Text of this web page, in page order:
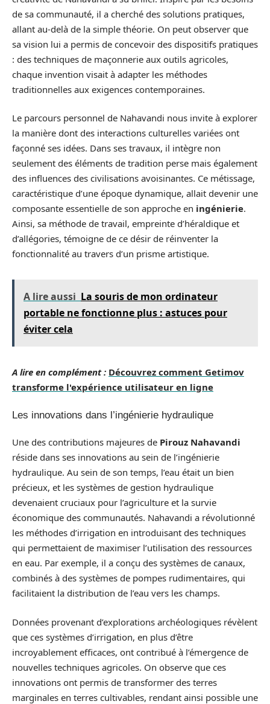
de sa communauté, il a cherché des solutions pratiques,
allant au-delà de la simple théorie. On peut observer que
sa vision lui a permis de concevoir des dispositifs pratiques
: des techniques de maçonnerie aux outils agricoles,
chaque invention visait à adapter les méthodes
traditionnelles aux exigences contemporaines.
Le parcours personnel de Nahavandi nous invite à explorer
la manière dont des interactions culturelles variées ont
façonné ses idées. Dans ses travaux, il intègre non
seulement des éléments de tradition perse mais également
des influences des civilisations avoisinantes. Ce métissage,
caractéristique d’une époque dynamique, allait devenir une
composante essentielle de son approche en ingénierie.
Ainsi, sa méthode de travail, empreinte d’héraldique et
d’allégories, témoigne de ce désir de réinventer la
fonctionnalité au travers d’un prisme artistique.
A lire aussi La souris de mon ordinateur
portable ne fonctionne plus : astuces pour
éviter cela
A lire en complément : Découvrez comment Getimov
transforme l'expérience utilisateur en ligne
Les innovations dans l’ingénierie hydraulique
Une des contributions majeures de Pirouz Nahavandi
réside dans ses innovations au sein de l’ingénierie
hydraulique. Au sein de son temps, l’eau était un bien
précieux, et les systèmes de gestion hydraulique
devenaient cruciaux pour l’agriculture et la survie
économique des communautés. Nahavandi a révolutionné
les méthodes d’irrigation en introduisant des techniques
qui permettaient de maximiser l’utilisation des ressources
en eau. Par exemple, il a conçu des systèmes de canaux,
combinés à des systèmes de pompes rudimentaires, qui
facilitaient la distribution de l’eau vers les champs.
Données provenant d’explorations archéologiques révèlent
que ces systèmes d’irrigation, en plus d’être
incroyablement efficaces, ont contribué à l’émergence de
nouvelles techniques agricoles. On observe que ces
innovations ont permis de transformer des terres
marginales en terres cultivables, rendant ainsi possible une